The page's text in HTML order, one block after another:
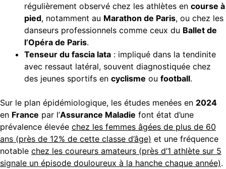
régulièrement observé chez les athlètes en course à
pied, notamment au Marathon de Paris, ou chez les
danseurs professionnels comme ceux du Ballet de
l’Opéra de Paris.
Tenseur du fascia lata : impliqué dans la tendinite
avec ressaut latéral, souvent diagnostiquée chez
des jeunes sportifs en cyclisme ou football.
Sur le plan épidémiologique, les études menées en 2024
en France par l’Assurance Maladie font état d’une
prévalence élevée chez les femmes âgées de plus de 60
ans (près de 12% de cette classe d’âge) et une fréquence
notable chez les coureurs amateurs (près d’1 athlète sur 5
signale un épisode douloureux à la hanche chaque année).